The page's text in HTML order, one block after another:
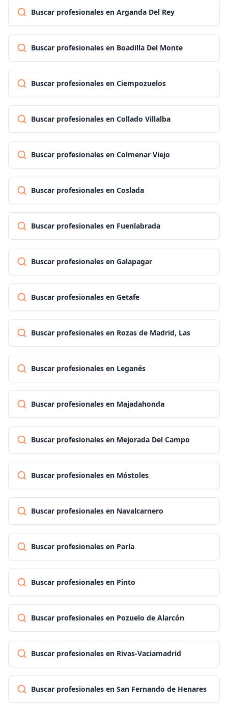
Buscar profesionales en Arganda Del Rey
Buscar profesionales en Boadilla Del Monte
Buscar profesionales en Ciempozuelos
Buscar profesionales en Collado Villalba
Buscar profesionales en Colmenar Viejo
Buscar profesionales en Coslada
Buscar profesionales en Fuenlabrada
Buscar profesionales en Galapagar
Buscar profesionales en Getafe
Buscar profesionales en Rozas de Madrid, Las
Buscar profesionales en Leganés
Buscar profesionales en Majadahonda
Buscar profesionales en Mejorada Del Campo
Buscar profesionales en Móstoles
Buscar profesionales en Navalcarnero
Buscar profesionales en Parla
Buscar profesionales en Pinto
Buscar profesionales en Pozuelo de Alarcón
Buscar profesionales en Rivas-Vaciamadrid
Buscar profesionales en San Fernando de Henares